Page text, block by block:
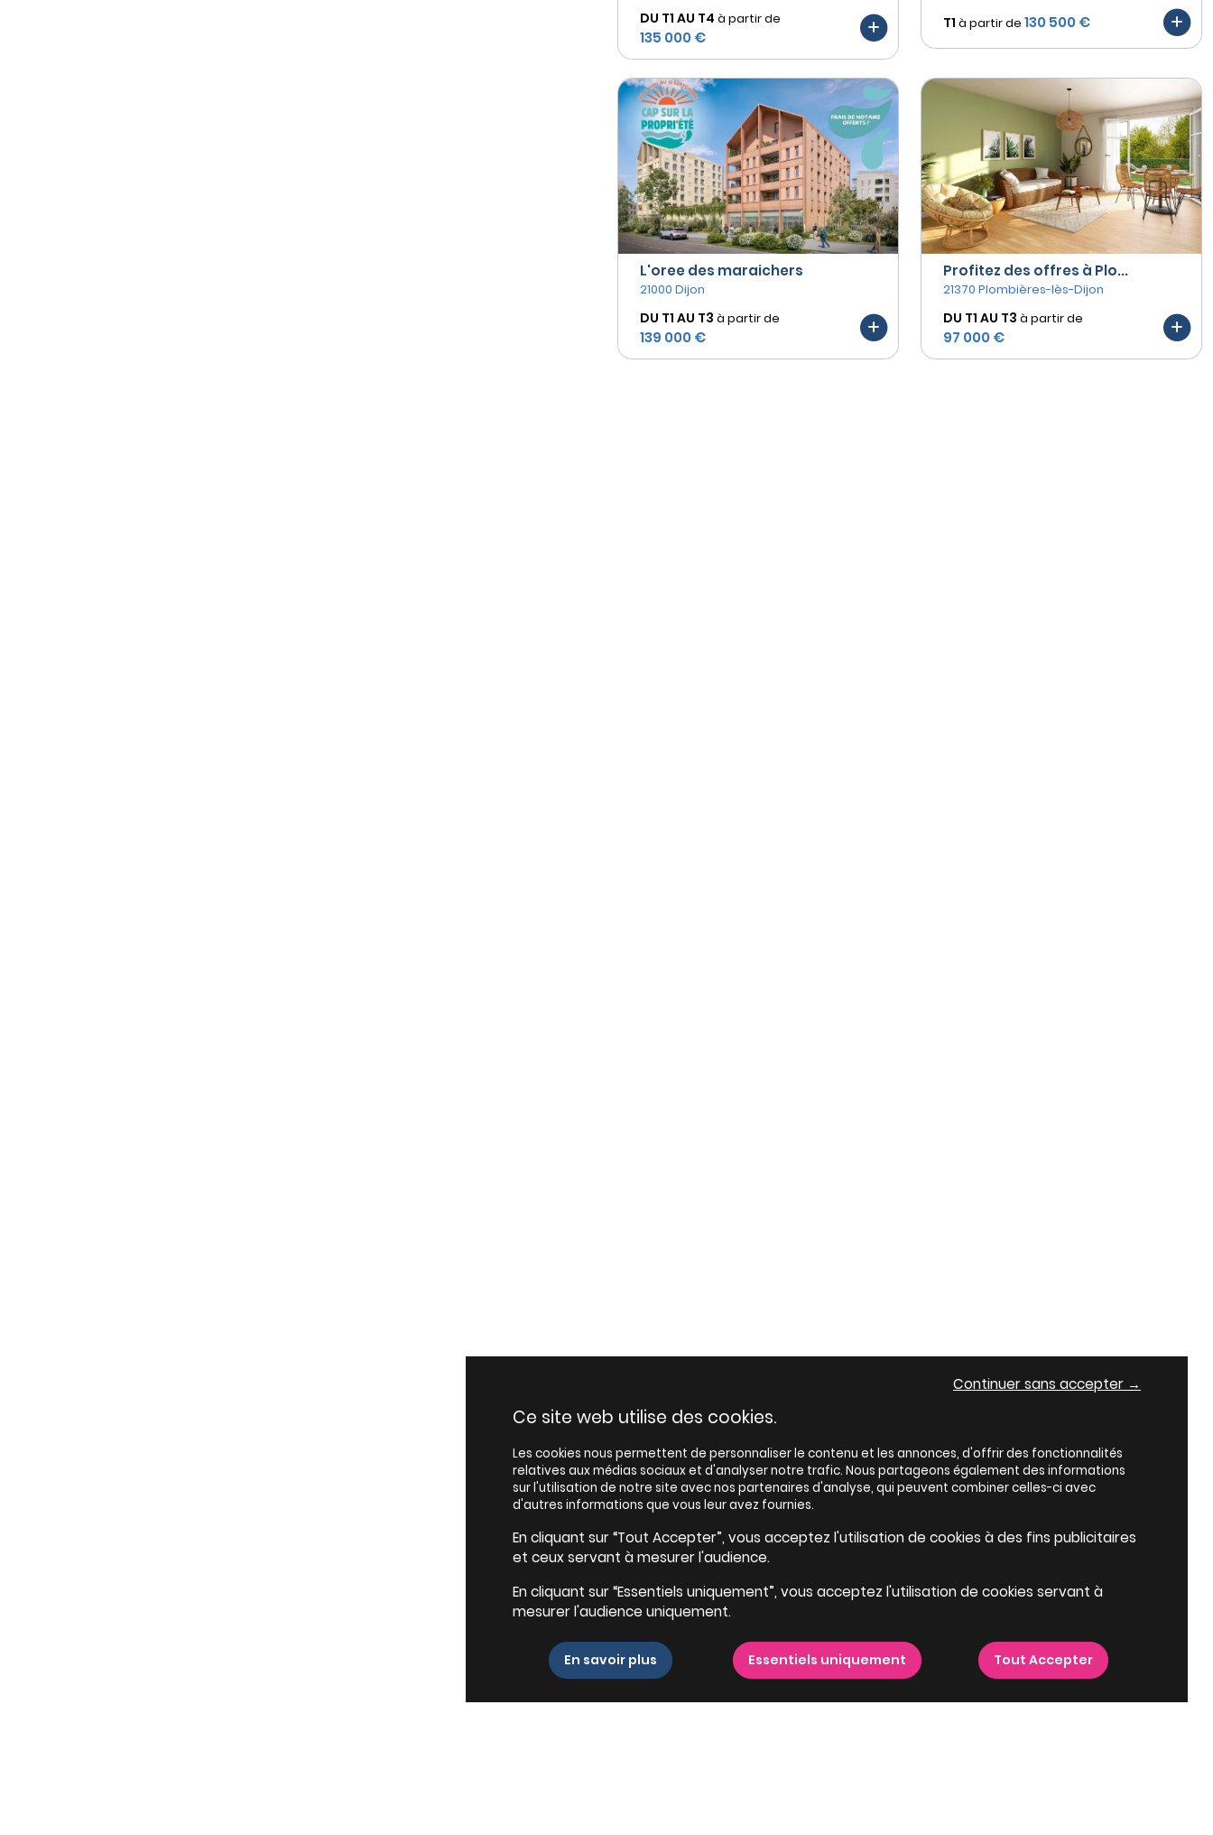
DU T1 AU T4 à partir de
135 000 €
T1 à partir de 130 500 €
L'oree des maraichers
21000 Dijon
DU T1 AU T3 à partir de
139 000 €
Profitez des offres à Plo...
21370 Plombières-lès-Dijon
DU T1 AU T3 à partir de
97 000 €
Continuer sans accepter →
Ce site web utilise des cookies.
Les cookies nous permettent de personnaliser le contenu et les annonces, d'offrir des fonctionnalités
relatives aux médias sociaux et d'analyser notre trafic. Nous partageons également des informations
sur l'utilisation de notre site avec nos partenaires d'analyse, qui peuvent combiner celles-ci avec
d'autres informations que vous leur avez fournies.
En cliquant sur “Tout Accepter”, vous acceptez l'utilisation de cookies à des fins publicitaires
et ceux servant à mesurer l'audience.
En cliquant sur “Essentiels uniquement”, vous acceptez l'utilisation de cookies servant à
mesurer l'audience uniquement.
En savoir plus Essentiels uniquement Tout Accepter